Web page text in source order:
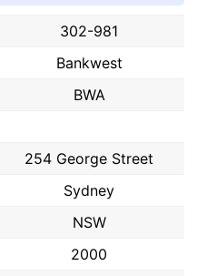
302-981
Bankwest
BWA
254 George Street
Sydney
NSW
2000